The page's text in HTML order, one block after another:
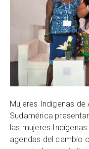
Mujeres Indígenas
Sudamérica
las mujeres
agendas del cambio